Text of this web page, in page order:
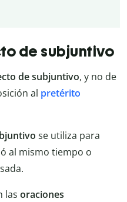
de subjuntivo
de subjuntivo, y no de
al pretérito
se utiliza para
al mismo tiempo o
las oraciones